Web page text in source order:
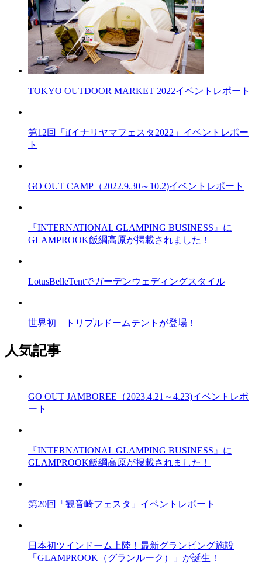
TOKYO OUTDOOR MARKET 2022イベントレポート
第12回「ifイナリヤマフェスタ2022」イベントレポー
ト
GO OUT CAMP（2022.9.30～10.2)イベントレポート
『INTERNATIONAL GLAMPING BUSINESS』に
GLAMPROOK飯綱高原が掲載されました！
LotusBelleTentでガーデンウェディングスタイル
世界初 トリプルドームテントが登場！
人気記事
GO OUT JAMBOREE（2023.4.21～4.23)イベントレポ
ート
『INTERNATIONAL GLAMPING BUSINESS』に
GLAMPROOK飯綱高原が掲載されました！
第20回「観音崎フェスタ」イベントレポート
日本初ツインドーム上陸！最新グランピング施設
「GLAMPROOK（グランルーク）」が誕生！